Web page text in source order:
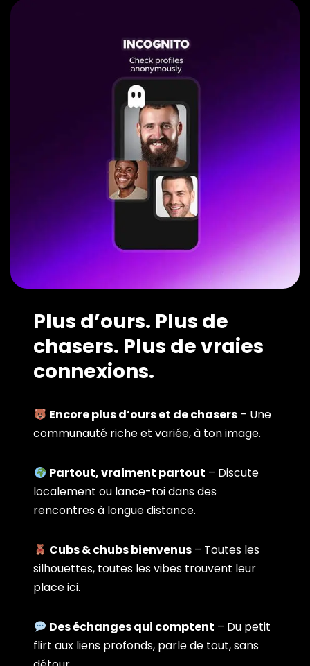
Plus d’ours. Plus de
chasers. Plus de vraies
connexions.
Encore plus d’ours et de chasers– Une
communauté riche et variée, à ton image.
Partout, vraiment partout – Discute
localement ou lance-toi dans des
rencontres à longue distance.
Cubs & chubs bienvenus– Toutes les
silhouettes, toutes les vibes trouvent leur
place ici.
Des échanges qui comptent – Du petit
flirt aux liens profonds, parle de tout, sans